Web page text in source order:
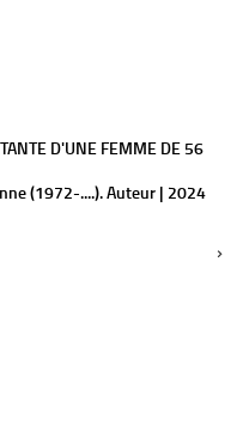
D'UNE FEMME DE 56
(1972-....). Auteur | 2024